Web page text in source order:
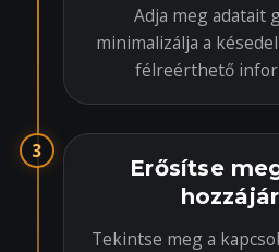
Adja meg adatait
minimalizálja a
félreérthető
3
Erősítse
Tekintse meg a